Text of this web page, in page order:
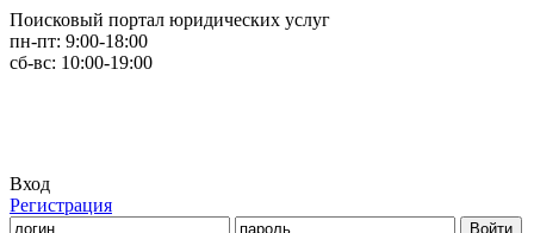
Поисковый портал юридических услуг
пн-пт: 9:00-18:00
сб-вс: 10:00-19:00
Вход
Регистрация